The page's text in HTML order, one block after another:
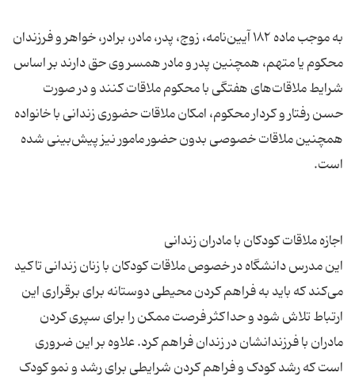
به موجب ماده ۱۸۲ آیین‌نامه، زوج، پدر، مادر، برادر، خواهر و فرزندان
محکوم یا متهم، همچنین پدر و مادر همسر وی حق دارند بر اساس
شرایط ملاقات‌های هفتگی با محکوم ملاقات کنند و در صورت
حسن‌ رفتار و کردار محکوم، امکان ملاقات حضوری زندانی با خانواده
همچنین ملاقات خصوصی بدون حضور مامور نیز پیش‌بینی شده
این مدرس دانشگاه در خصوص ملاقات کودکان با زنان زندانی تاكید
می‌كند كه باید به فراهم کردن محیطی دوستانه برای برقراری این
ارتباط تلاش شود و حداکثر فرصت ممکن را برای سپری کردن
مادران با فرزندانشان در زندان فراهم کرد. علاوه بر این ضروری
است كه رشد کودک و فراهم کردن شرایطی برای رشد و نمو کودک